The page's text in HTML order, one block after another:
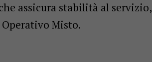
assicura stabilità al servizio,
Misto.